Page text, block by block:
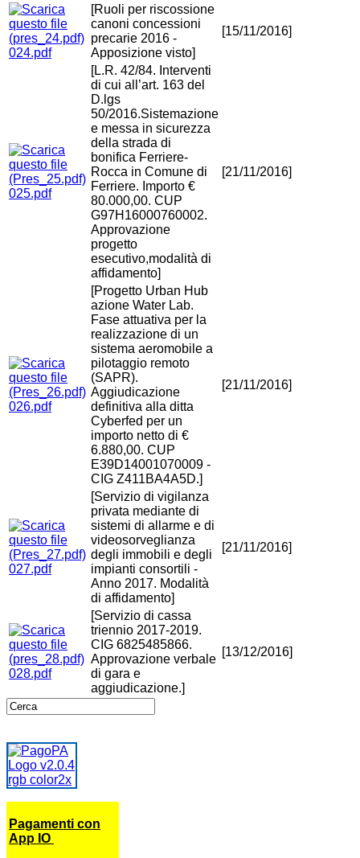
024.pdf
[Ruoli per riscossione
canoni concessioni
precarie 2016 -
Apposizione visto]
[15/11/2016]
025.pdf
[L.R. 42/84. Interventi
di cui all’art. 163 del
D.lgs
50/2016.Sistemazione
e messa in sicurezza
della strada di
bonifica Ferriere-
Rocca in Comune di
Ferriere. Importo €
80.000,00. CUP
G97H16000760002.
Approvazione
progetto
esecutivo,modalità di
affidamento]
[21/11/2016]
026.pdf
[Progetto Urban Hub
azione Water Lab.
Fase attuativa per la
realizzazione di un
sistema aeromobile a
pilotaggio remoto
(SAPR).
Aggiudicazione
definitiva alla ditta
Cyberfed per un
importo netto di €
6.880,00. CUP
E39D14001070009 -
CIG Z411BA4A5D.]
[21/11/2016]
027.pdf
[Servizio di vigilanza
privata mediante di
sistemi di allarme e di
videosorveglianza
degli immobili e degli
impianti consortili -
Anno 2017. Modalità
di affidamento]
[21/11/2016]
028.pdf
[Servizio di cassa
triennio 2017-2019.
CIG 6825485866.
Approvazione verbale
di gara e
aggiudicazione.]
[13/12/2016]
Pagamenti con
App IO